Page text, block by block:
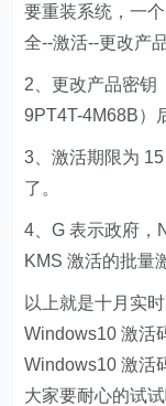
要重装系统，一
全--激活--更改产
2、更改产品密钥
9PT4T-4M68B）
3、激活期限为
了。
4、G 表示政府，
KMS 激活的批量
以上就是十月实
Windows10 激活
Windows10 激活
大家要耐心的试